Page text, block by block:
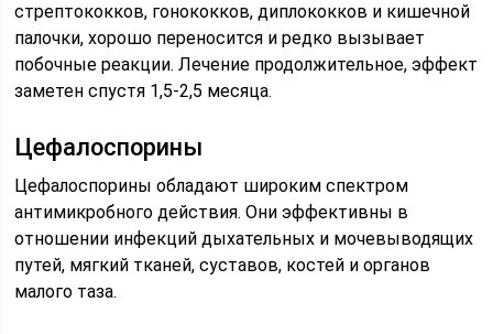
стрептококков, гонококков, диплококков и кишечной
палочки, хорошо переносится и редко вызывает
побочные реакции. Лечение продолжительное, эффект
заметен спустя 1,5-2,5 месяца.
Цефалоспорины
Цефалоспорины обладают широким спектром
антимикробного действия. Они эффективны в
отношении инфекций дыхательных и мочевыводящих
путей, мягкий тканей, суставов, костей и органов
малого таза.